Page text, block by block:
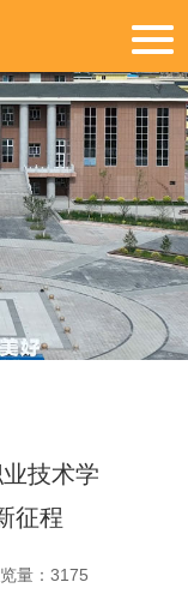
技术学
征程
量： 3175